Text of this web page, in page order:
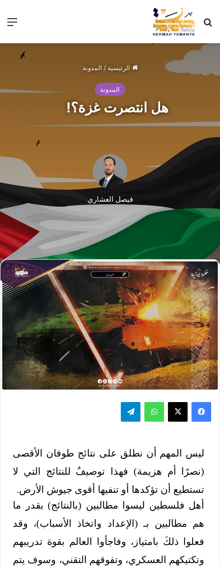
الرئيسية / المدونة
المدونة
هل انتصرت غزة؟!
فيصل العشاري
ليس المهم أن نطلق على نتائج طوفان الأقصى
(نصرًا أم هزيمة) فهذا توصيفٌ للنتائج التي لا
تستطيع أن تؤكدها أو تنفيها أقوى جيوش الأرض.
أهل فلسطين ليسوا مطالبين (بالنتائج) بقدر ما
هم مطالبين بـ (الإعداد واتخاذ الأسباب)، وقد
فعلوا ذلكَ بامتياز، وفاجأوا العالم بقوة تدريبهم
وتكتيكهم العسكري، وتفوقهم التقني، وسوف يتم